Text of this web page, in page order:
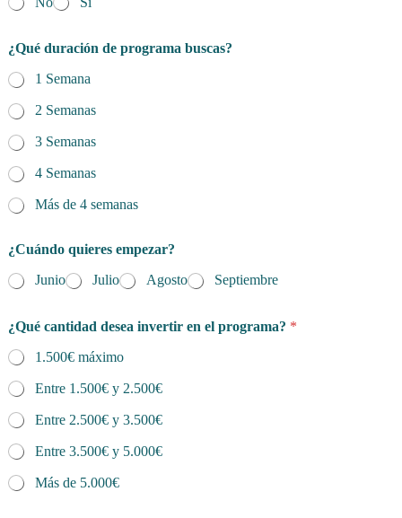
¿Qué duración de programa buscas?
1 Semana
2 Semanas
3 Semanas
4 Semanas
Más de 4 semanas
¿Cuándo quieres empezar?
Junio
Julio Agosto Septiembre
¿Qué cantidad desea invertir en el programa? *
1.500€ máximo
Entre 1.500€ y 2.500€
Entre 2.500€ y 3.500€
Entre 3.500€ y 5.000€
Más de 5.000€